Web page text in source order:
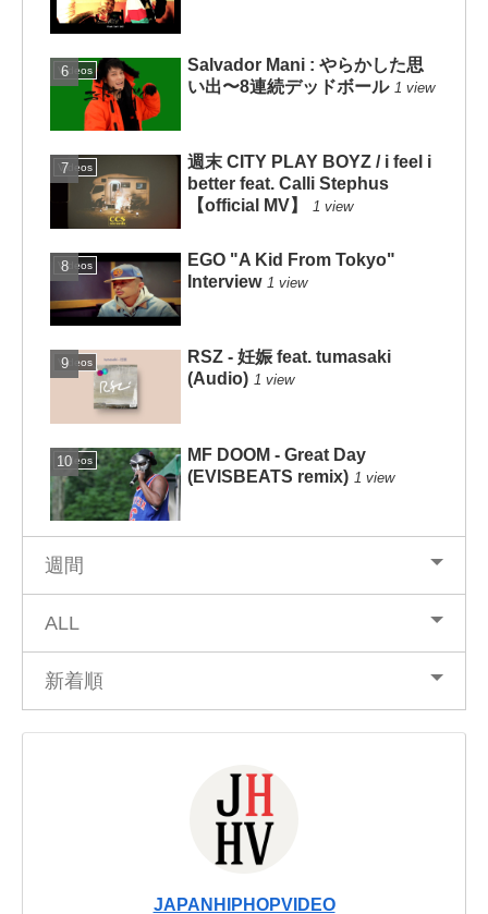
Videos
Salvador Mani : やらかした思
い出〜8連続デッドボール 1 view
Videos
週末 CITY PLAY BOYZ / i feel i
better feat. Calli Stephus
【official MV】
1 view
Videos
EGO "A Kid From Tokyo"
Interview 1 view
Videos
RSZ - 妊娠 feat. tumasaki
(Audio) 1 view
Videos
MF DOOM - Great Day
(EVISBEATS remix) 1 view
週間
ALL
新着順
JAPANHIPHOPVIDEO